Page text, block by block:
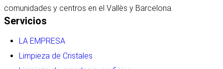
comunidades y centros en el Vallès y Barcelona.
Servicios
LA EMPRESA
Limpieza de Cristales